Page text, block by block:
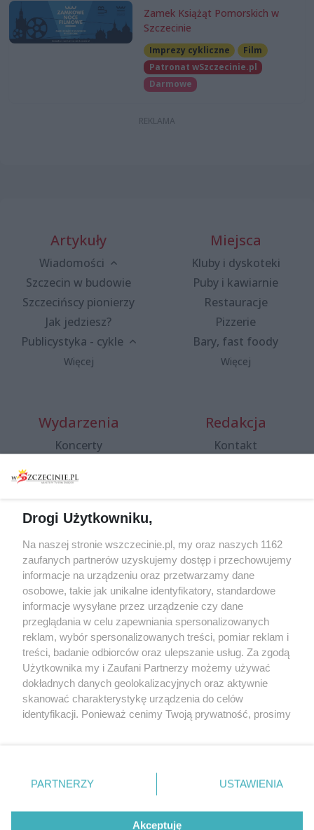
Zamek Książąt Pomorskich w
Szczecinie
Imprezy cykliczne
Film
Patronat wSzczecinie.pl
Darmowe
Artykuły
Wiadomości
Szczecin w budowie
Szczecińscy pionierzy
Jak jedziesz?
Publicystyka - cykle
Więcej
Miejsca
Kluby i dyskoteki
Puby i kawiarnie
Restauracje
Pizzerie
Bary, fast foody
Więcej
Wydarzenia
Koncerty
Spacery i oprowadzania
targi
Wernisaże
Więcej
Redakcja
Kontakt
Specjalny koncert z okazji
20. urodzin portalu
wSzczecinie.pl
Regulamin konkursów
śniadaniówka "Hej
Szczecin! Jest piątek!"
Partnerzy
Praca Szczecin
© 2026 wSzczecinie.pl
Drogi Użytkowniku,
Na naszej stronie wszczecinie.pl, my oraz naszych 1162
zaufanych partnerów uzyskujemy dostęp i przechowujemy
informacje na urządzeniu oraz przetwarzamy dane
osobowe, takie jak unikalne identyfikatory, standardowe
informacje wysyłane przez urządzenie czy dane
przeglądania w celu zapewniania spersonalizowanych
reklam, wybór spersonalizowanych treści, pomiar reklam i
treści, badanie odbiorców oraz ulepszanie usług. Za zgodą
Użytkownika my i Zaufani Partnerzy możemy używać
dokładnych danych geolokalizacyjnych oraz aktywnie
skanować charakterystykę urządzenia do celów
identyfikacji. Ponieważ cenimy Twoją prywatność, prosimy
prywatności znajdujący się w lewym dolnym rogu strony
. Niektóre rodzaje przetwarzania danych nie wymagają
takiemu przetwarzaniu. Preferencje będą miały
PARTNERZY USTAWIENIA
Akceptuję